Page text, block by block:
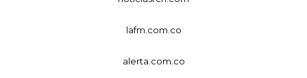
lafm.com.co
alerta.com.co